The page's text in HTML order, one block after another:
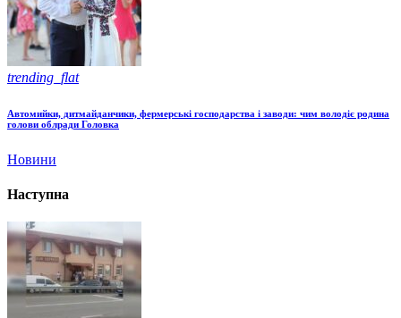
trending_flat
Автомийки, дитмайданчики, фермерські господарства і заводи: чим володіє родина
голови облради Головка
Новини
Наступна